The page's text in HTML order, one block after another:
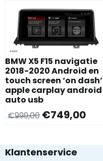
BMW X5 F15 navigatie
2018-2020 Android en
touch screen ‘on dash’
apple carplay android
auto usb
€999,00 €749,00
Klantenservice